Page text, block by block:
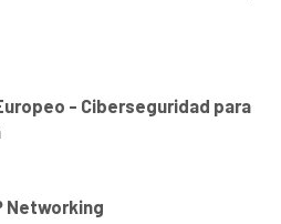
- Ciberseguridad para
Networking